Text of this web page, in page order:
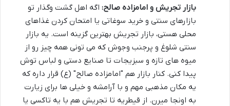
بازار تجریش و امامزاده صالح: اگه اهل گشت وگذار تو
بازارهای سنتی و خرید سوغاتی یا امتحان کردن غذاهای
محلی هستی، بازار تجریش بهترین گزینه است. یه بازار
سنتی شلوغ و پرجنب وجوش که می تونی همه چیز رو از
میوه های تازه و سبزیجات تا صنایع دستی و لباس توش
پیدا کنی. کنار بازار هم "امامزاده صالح" (ع) قرار داره که
یه مکان مذهبی مهم و با آرامشه و خیلی ها برای زیارت
به اونجا میرن. از قیطریه تا تجریش هم با یه تاکسی یا